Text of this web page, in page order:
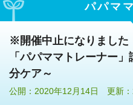
パパマ
※開催中止になりました
「パパママトレーナー
分ケア～
公開：2020年12月14日 更新：